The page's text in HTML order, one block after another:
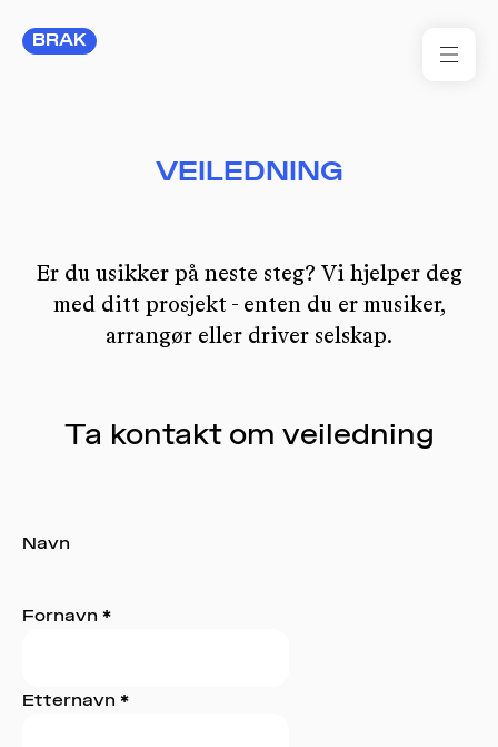
BRAK
VEILEDNING
Er du usikker på neste steg? Vi hjelper deg
med ditt prosjekt - enten du er musiker,
arrangør eller driver selskap.
Ta kontakt om veiledning
Navn
Fornavn *
Etternavn *